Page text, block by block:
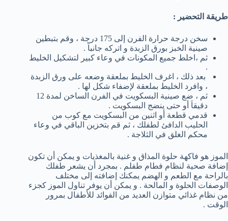
طريقة التحضير :
سخن درجة حرارة الفرن إلى 175 درجة ، وقم بتبطين
صينية الخبز بورق الزبدة و اتركه جانباً .
ثم ،اخلط جميع المكونات في وعاء كبير لتشكيل الخليط
.
بعد ذلك ، اغرف الخليط بملعقة وضعه على ورق الزبدة
، وافرد الخليط بملعقة لإضفاء شكل لها .
ثم ، ضع صينية البسكويت في الفرن الساخن لمدة 12
دقيقاَ أو حتى ينضج البسكويت .
قدمي قطعة أو اثنين من البسكويت مع كوب من
الحليب الدافئ لطفلك ، ثم قم بتخزين الباقي في وعاء
محكم الغلق في الثلاجة .
الموز هو فاكهة حلوة المذاق و غنية بالمغذيات و يمكن أن تكون
إضافة صحية لنظام فطام طفلم . بمجرد أن يشعر طفلك
بالراحة مع الطعم و الهضم يمكنك إضافته إلى مختلف
الوصفات الحلوة و المالحة . و يمكن أن يوفر تناول الموز كجزء
من نظام غذائي متوازن العديد من الفوائد للأطفال بمرور
الوقت .